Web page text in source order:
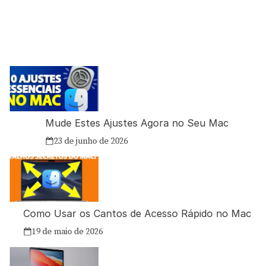
Mude Estes Ajustes Agora no Seu Mac
23 de junho de 2026
Como Usar os Cantos de Acesso Rápido no Mac
19 de maio de 2026